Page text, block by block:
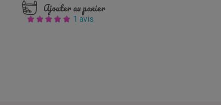
Ajouter au panier
1 avis